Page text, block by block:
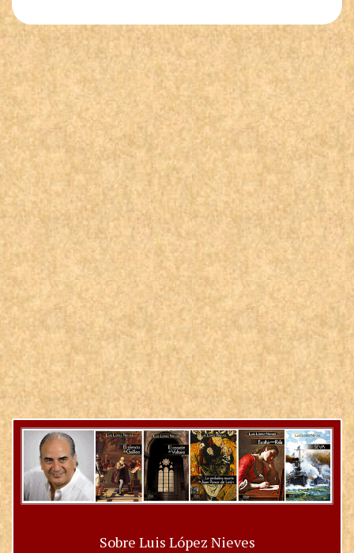
Sobre Luis López Nieves